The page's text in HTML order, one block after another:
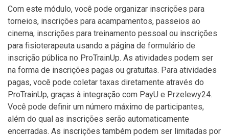
Com este módulo, você pode organizar inscrições para
torneios, inscrições para acampamentos, passeios ao
cinema, inscrições para treinamento pessoal ou inscrições
para fisioterapeuta usando a página de formulário de
inscrição pública no ProTrainUp. As atividades podem ser
na forma de inscrições pagas ou gratuitas. Para atividades
pagas, você pode coletar taxas diretamente através do
ProTrainUp, graças à integração com PayU e Przelewy24.
Você pode definir um número máximo de participantes,
além do qual as inscrições serão automaticamente
encerradas. As inscrições também podem ser limitadas por